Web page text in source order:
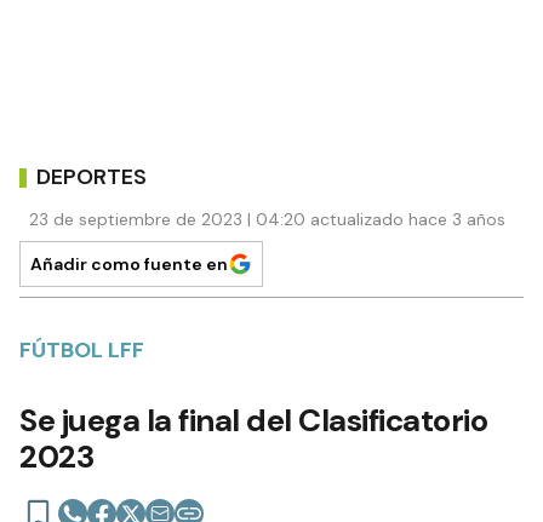
DEPORTES
23 de septiembre de 2023 | 04:20 actualizado hace 3 años
Añadir como fuente en
FÚTBOL LFF
Se juega la final del Clasificatorio
2023